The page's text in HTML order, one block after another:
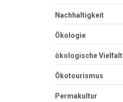
Nachhaltigkeit
Ökologie
ökologische Vielfalt
Ökotourismus
Permakultur